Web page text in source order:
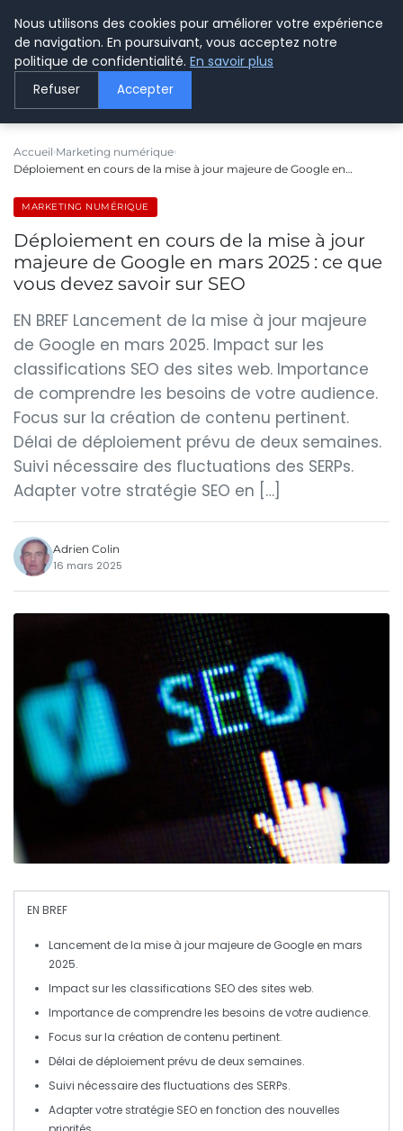
LE WEBMARKETING
Accueil Marketing numérique
Déploiement en cours de la mise à jour majeure de Google en…
MARKETING NUMÉRIQUE
Déploiement en cours de la mise à jour
majeure de Google en mars 2025 : ce que
vous devez savoir sur SEO
EN BREF Lancement de la mise à jour majeure
de Google en mars 2025. Impact sur les
classifications SEO des sites web. Importance
de comprendre les besoins de votre audience.
Focus sur la création de contenu pertinent.
Délai de déploiement prévu de deux semaines.
Suivi nécessaire des fluctuations des SERPs.
Adapter votre stratégie SEO en […]
Adrien Colin
16 mars 2025
EN BREF
Lancement de la mise à jour majeure de Google en mars
2025.
Impact sur les classifications SEO des sites web.
Importance de comprendre les besoins de votre audience.
Focus sur la création de contenu pertinent.
Délai de déploiement prévu de deux semaines.
Suivi nécessaire des fluctuations des SERPs.
Adapter votre stratégie SEO en fonction des nouvelles
Nous utilisons des cookies pour améliorer votre expérience
de navigation. En poursuivant, vous acceptez notre
politique de confidentialité. En savoir plus
Refuser Accepter